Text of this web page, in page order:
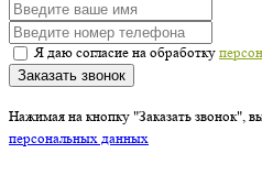
Я даю согласие на обработку
Заказать звонок
Нажимая на кнопку "Заказать звонок",
персональных данных